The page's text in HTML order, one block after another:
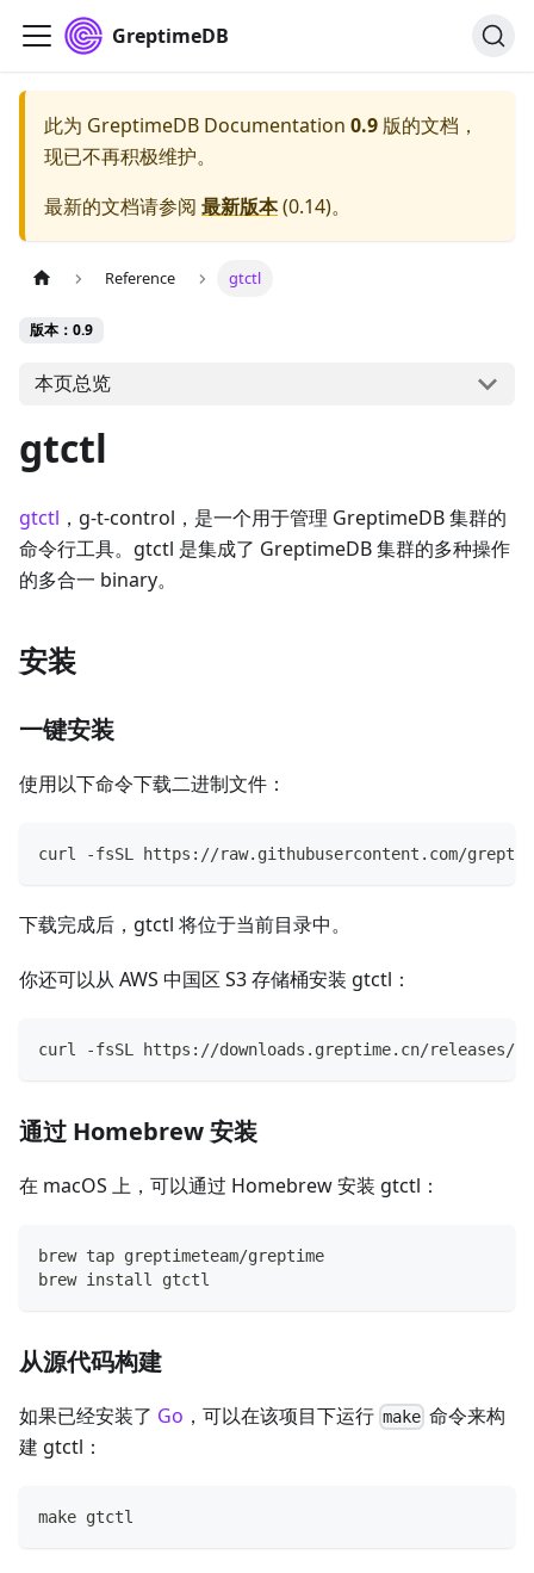
GreptimeDB
此为 GreptimeDB Documentation 0.9 版的文档，
现已不再积极维护。
最新的文档请参阅 最新版本(0.14)。
Reference gtctl
版本：0.9
本页总览
gtctl
gtctl ，g-t-control，是一个用于管理 GreptimeDB 集群的
命令行工具。gtctl 是集成了 GreptimeDB 集群的多种操作
的多合一 binary。
安装
一键安装
使用以下命令下载二进制文件：
curl -fsSL https://raw.githubusercontent.com/
下载完成后，gtctl 将位于当前目录中。
你还可以从 AWS 中国区 S3 存储桶安装 gtctl：
curl -fsSL https://downloads.greptime.cn/
通过 Homebrew 安装
在 macOS 上，可以通过 Homebrew 安装 gtctl：
brew tap greptimeteam/greptime
brew install gtctl
从源代码构建
如果已经安装了 Go ，可以在该项目下运行 make 命令来构
建 gtctl：
make gtctl